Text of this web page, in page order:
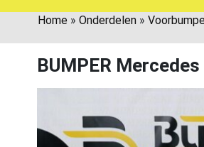
Home » Onderdelen »
BUMPER